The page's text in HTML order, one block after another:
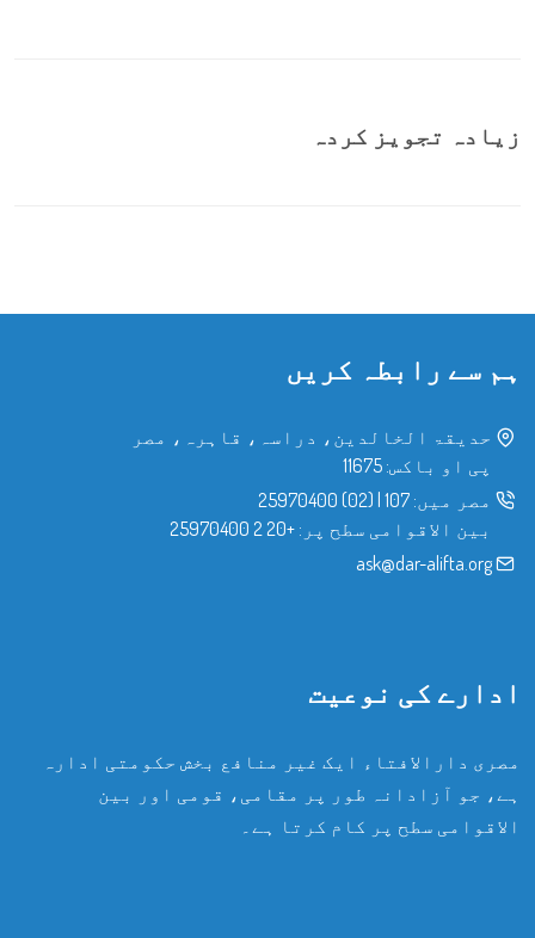
زیادہ تجویز کردہ
ہم سے رابطہ کریں
حدیقۃ الخالدین، دراسہ، قاہرہ، مصر
پی او باکس: 11675
مصر میں: 107
|
(02) 25970400
بین الاقوامی سطح پر: +20 2 25970400
ask@dar-alifta.org
ادارے کی نوعیت
مصری دارالافتاء ایک غیر منافع بخش حکومتی ادارہ
ہے، جو آزادانہ طور پر مقامی، قومی اور بین
الاقوامی سطح پر کام کرتا ہے۔